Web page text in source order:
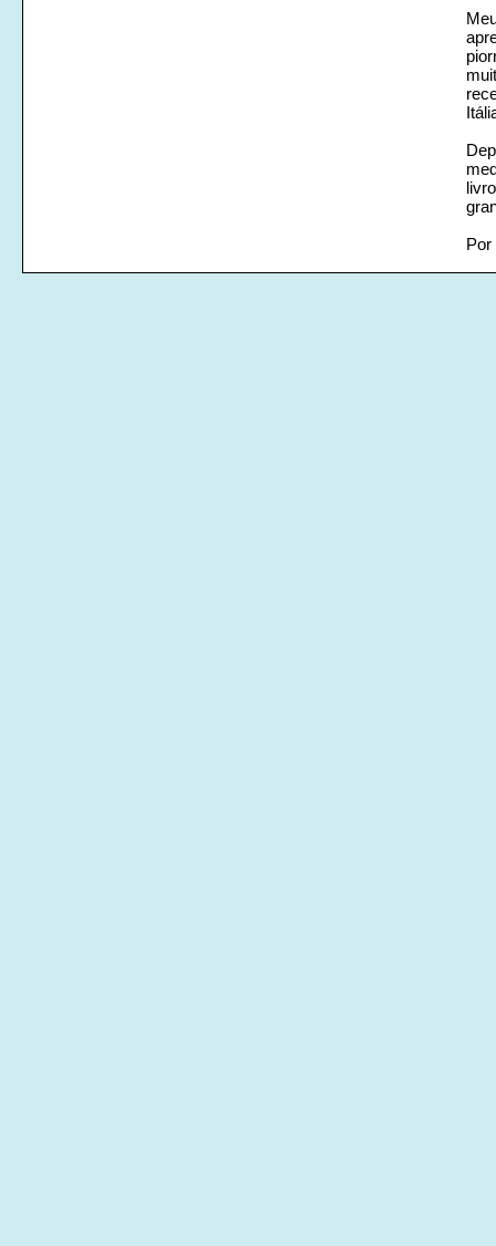
Por